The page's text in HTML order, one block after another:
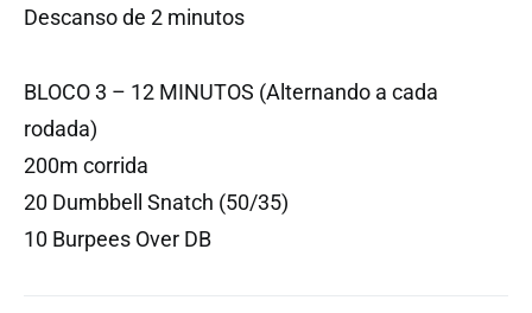
Descanso de 2 minutos
BLOCO 3 – 12 MINUTOS (Alternando a cada
rodada)
200m corrida
20 Dumbbell Snatch (50/35)
10 Burpees Over DB